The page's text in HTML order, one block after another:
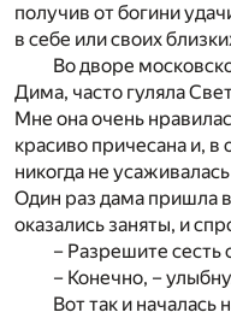
получив от богини
в себе или своих
Во дворе
Дима, часто гуляла
Мне она очень
красиво причесана и, в
никогда не
Один раз дама пришла
оказались заняты, и
– Разрешите сесть
– Конечно, –
Вот так и